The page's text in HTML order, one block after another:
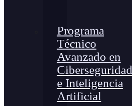
Programa
Técnico
Avanzado en
Ciberseguridad
e Inteligencia
Artificial